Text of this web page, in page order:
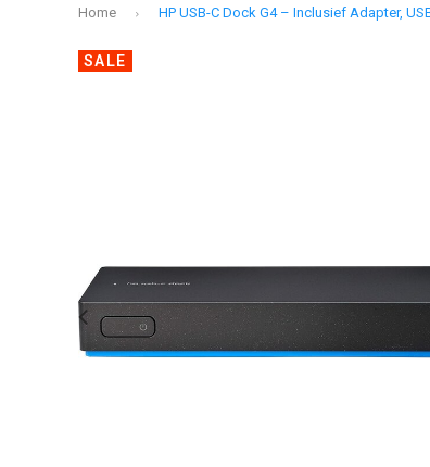
Home HP USB-C Dock G4 – Inclusief Adapter,
SALE